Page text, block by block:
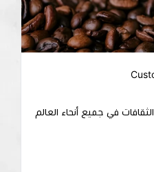
في جميع أنحاء العالم